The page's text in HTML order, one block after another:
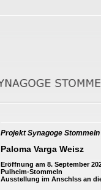
Projekt Synagoge Stommeln
Paloma Varga Weisz
Eröffnung am 8. September
Pulheim-Stommeln
Ausstellung im Anschlss an